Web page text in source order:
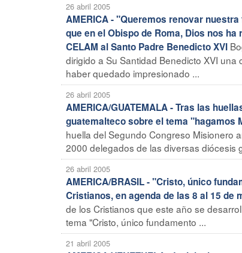
26 abril 2005
AMERICA - "Queremos renovar
que en el Obispo de Roma, Dios nos
CELAM al Santo Padre Benedicto XVI
dirigido a Su Santidad Benedicto XVI
haber quedado impresionado ...
26 abril 2005
AMERICA/GUATEMALA - Tras las
guatemalteco sobre el tema "hagamos
huella del Segundo Congreso Misionero
2000 delegados de las diversas diócesis
26 abril 2005
AMERICA/BRASIL - "Cristo, único
Cristianos, en agenda de las 8 al 15 de
de los Cristianos que este año se
tema "Cristo, único fundamento ...
21 abril 2005